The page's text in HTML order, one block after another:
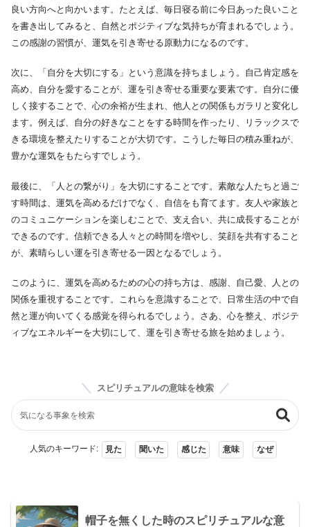
良い方向へと向かいます。たとえば、毎日寝る前に今日あった良いこと
を書き出してみると、自然とポジティブな気持ちが育まれるでしょう。
この感謝の習慣が、運気を引き寄せる原動力になるのです。
次に、「自分を大切にする」という意識を持ちましょう。自己肯定感を
高め、自分を愛することが、運を引き寄せる重要な要素です。自分に優
しく接することで、心の余裕が生まれ、他人との関係もガラリと変化し
ます。例えば、自分の好きなことをする時間を作ったり、リラックスで
きる環境を整えたりすることが大切です。こうした毎日の積み重ねが、
豊かな運気をもたらすでしょう。
最後に、「人との繋がり」を大切にすることです。素敵な人たちと過ご
す時間は、運気を高めるだけでなく、自信をも育てます。友人や家族と
のコミュニケーションを楽しむことで、支え合い、共に成長することが
できるのです。信頼できる人々との時間を増やし、笑顔を共有すること
が、素晴らしい運を引き寄せる一因となるでしょう。
このように、運気を高めるための心の持ち方は、感謝、自己愛、人との
関係を重視することです。これらを意識することで、日常生活の中で自
然と運が向いてくる感覚を得られるでしょう。さあ、心を整え、ポジテ
ィブなエネルギーを大切にして、運を引き寄せる旅を始めましょう。
スピリチュアルの意味を検索
人気のキーワード: 見た 聞いた 感じた 意味 なぜ
帽子を無くした時のスピリチュアルな意